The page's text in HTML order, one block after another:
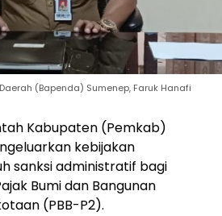
(Bapenda) Sumenep, Faruk Hanafi
Kabupaten (Pemkab)
kebijakan
sanksi administratif bagi
Bumi dan Bangunan
(PBB-P2).